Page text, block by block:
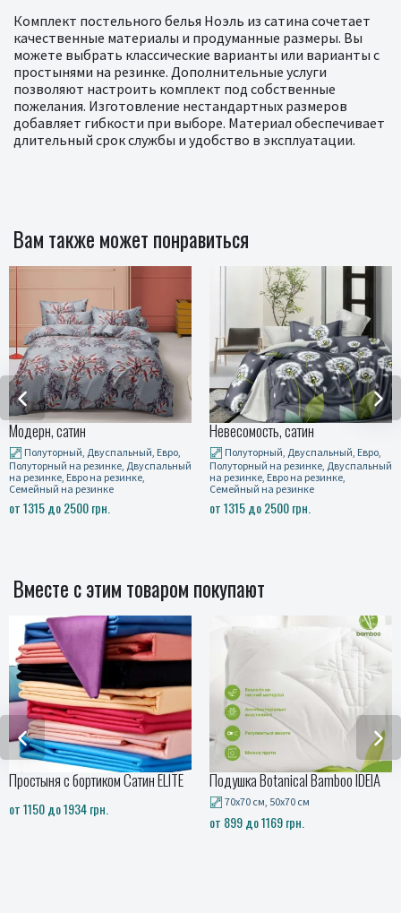
Комплект постельного белья Ноэль из сатина сочетает
качественные материалы и продуманные размеры. Вы
можете выбрать классические варианты или варианты с
простынями на резинке. Дополнительные услуги
позволяют настроить комплект под собственные
пожелания. Изготовление нестандартных размеров
добавляет гибкости при выборе. Материал обеспечивает
длительный срок службы и удобство в эксплуатации.
Вам также может понравиться
Модерн, сатин
Полуторный, Двуспальный, Евро,
Полуторный на резинке, Двуспальный
на резинке, Евро на резинке,
Семейный на резинке
от 1315 до 2500 грн.
Невесомость, сатин
Полуторный, Двуспальный, Евро,
Полуторный на резинке, Двуспальный
на резинке, Евро на резинке,
Семейный на резинке
от 1315 до 2500 грн.
Вместе с этим товаром покупают
Простыня с бортиком Сатин ELITE
от 1150 до 1934 грн.
Подушка Botanical Bamboo IDEIA
70x70 см, 50x70 см
от 899 до 1169 грн.